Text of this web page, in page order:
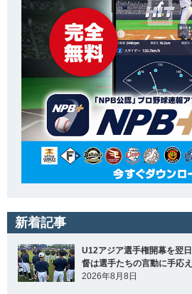
新着記事
U12アジア選手権開幕を翌
督は選手たちの言動に手応え
2026年8月8日